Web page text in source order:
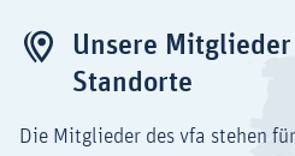
Unsere
Standorte
Die Mitglieder des vfa stehen